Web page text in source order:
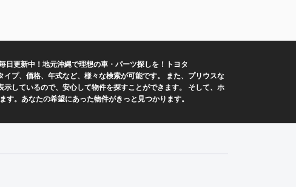
日更新中！地元沖縄で理想の車・パーツ探しを！トヨタ
プ、価格、年式など、様々な検索が可能です。 また、プリウスな
しているので、安心して物件を探すことができます。 そして、ホ
。あなたの希望にあった物件がきっと見つかります。